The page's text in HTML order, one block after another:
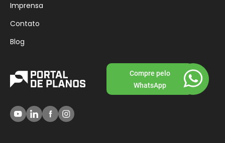
Imprensa
Contato
Blog
Compre pelo
WhatsApp